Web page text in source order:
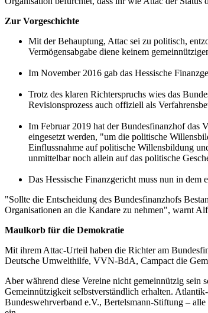
Zur Vorgeschichte
Mit der Behauptung, Attac sei zu politisch,
Vermögensabgabe diene keinem
Im November 2016 gab das Hessische
Trotz des klaren Richterspruchs wies das
Revisionsprozess auch offiziell als
Im Februar 2019 hat der Bundesfinanzhof das
eingesetzt werden, "um die politische
Einflussnahme auf politische Willensbildung
unmittelbar noch allein auf das politische
Das Hessische Finanzgericht muss nun in dem
"Sollte die Entscheidung des Bundesfinanzhofs
Organisationen an die Kandare zu nehmen", warnt
Maulkorb für die Demokratie
Mit ihrem Attac-Urteil haben die Richter am
Deutsche Umwelthilfe, VVN-BdA, Campact die
Aber während diese Vereine nicht gemeinnützig
Gemeinnützigkeit selbstverständlich erhalten.
Bundeswehrverband e.V., Bertelsmann-Stiftung –